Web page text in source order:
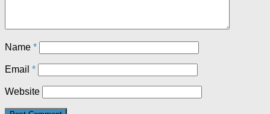
Name *
Email *
Website